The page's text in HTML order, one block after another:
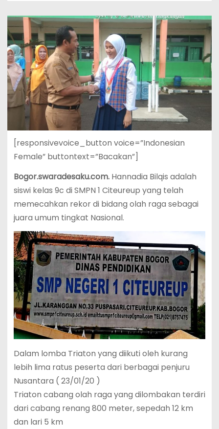
[responsivevoice_button voice=”Indonesian
Female” buttontext=”Bacakan”]
Bogor.swaradesaku.com. Hannadia Bilqis adalah
siswi kelas 9c di SMPN 1 Citeureup yang telah
memecahkan rekor di bidang olah raga sebagai
juara umum tingkat Nasional.
Dalam lomba Triaton yang diikuti oleh kurang
lebih lima ratus peserta dari berbagai penjuru
Nusantara ( 23/01/20 )
Triaton cabang olah raga yang dilombakan terdiri
dari cabang renang 800 meter, sepedah 12 km
dan lari 5 km